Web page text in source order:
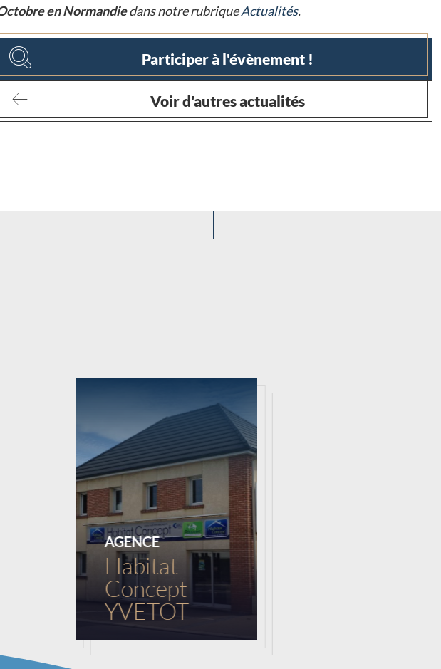
en Normandiedans notre rubriqueActualités.
Participer à l'évènement !
Voir d'autres actualités
Chargement...
AGENCE
Habitat
Concept
YVETOT